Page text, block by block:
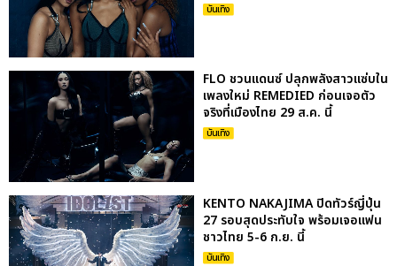
บันเทิง
FLO ชวนแดนซ์ ปลุกพลังสาวแซ่บใน
เพลงใหม่ REMEDIED ก่อนเจอตัว
จริงที่เมืองไทย 29 ส.ค. นี้
บันเทิง
KENTO NAKAJIMA ปิดทัวร์ญี่ปุ่น
27 รอบสุดประทับใจ พร้อมเจอแฟน
ชาวไทย 5-6 ก.ย. นี้
บันเทิง